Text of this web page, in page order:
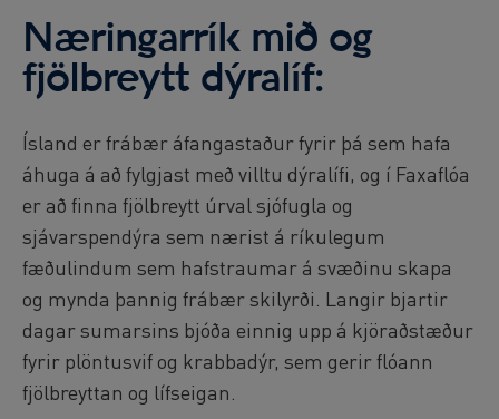
Reykjavík Classic Puffin Watching
Departure at 10:00 -PENDING
Reykjavík Classic Puffin Watching
Departure at 12:00 - PENDING
Departure at14:00 -CONFIRMED
Reykjavík Classic Puffin Watching
Departure at16:00 -PENDING
Reykjavík Classic Puffin Watching
Departure at 18:00 -PENDING
Reykjavík Premium Puffin Watching
09:00 -
Reykjavík Premium Puffin Watching
Departure at 10:30 -PENDING
Reykjavík Premium Puffin Watching
Næringarrík mið og
fjölbreytt dýralíf:
Ísland er frábær áfangastaður fyrir þá sem hafa
áhuga á að fylgjast með villtu dýralífi, og í Faxaflóa
er að finna fjölbreytt úrval sjófugla og
sjávarspendýra sem nærist á ríkulegum
fæðulindum sem hafstraumar á svæðinu skapa
og mynda þannig frábær skilyrði. Langir bjartir
dagar sumarsins bjóða einnig upp á kjöraðstæður
fyrir plöntusvif og krabbadýr, sem gerir flóann
fjölbreyttan og lífseigan.